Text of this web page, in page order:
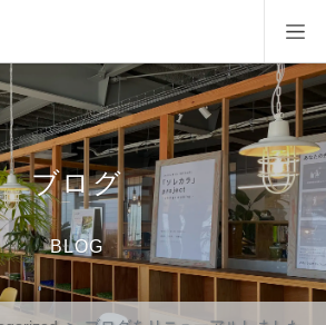
ション
ブログ
BLOG